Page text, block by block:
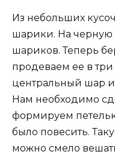
Из небольших
шарики. На черную
шариков. Теперь
продеваем ее в
центральный шар
Нам необходимо
формируем
было повесить.
можно смело